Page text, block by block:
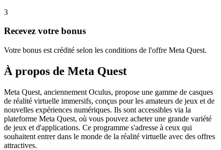
3
Recevez votre bonus
Votre bonus est crédité selon les conditions de l'offre Meta Quest.
À propos de Meta Quest
Meta Quest, anciennement Oculus, propose une gamme de casques
de réalité virtuelle immersifs, conçus pour les amateurs de jeux et de
nouvelles expériences numériques. Ils sont accessibles via la
plateforme Meta Quest, où vous pouvez acheter une grande variété
de jeux et d'applications. Ce programme s'adresse à ceux qui
souhaitent entrer dans le monde de la réalité virtuelle avec des offres
attractives.